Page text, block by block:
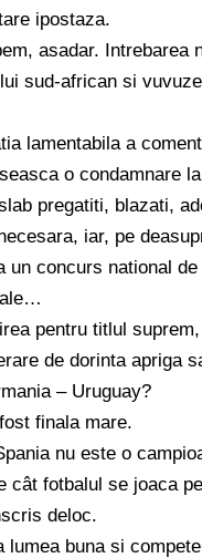
ipostaza.
asadar. Intrebarea
sud-african si
lamentabila a
o condamnare
pregatiti, blazati,
iar, pe
un concurs national
pentru titlul
de dorinta apriga
– Uruguay?
finala mare.
nu este o
cât fotbalul se joaca
deloc.
lumea buna si